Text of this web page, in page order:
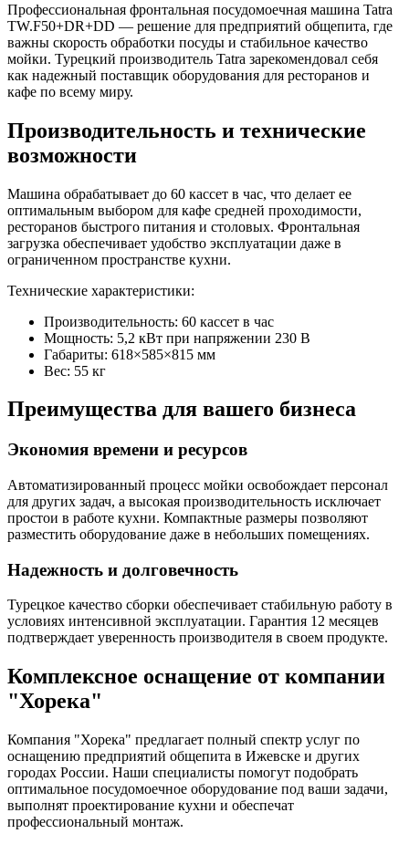
Профессиональная фронтальная посудомоечная машина Tatra
TW.F50+DR+DD — решение для предприятий общепита, где
важны скорость обработки посуды и стабильное качество
мойки. Турецкий производитель Tatra зарекомендовал себя
как надежный поставщик оборудования для ресторанов и
кафе по всему миру.
Производительность и технические
возможности
Машина обрабатывает до 60 кассет в час, что делает ее
оптимальным выбором для кафе средней проходимости,
ресторанов быстрого питания и столовых. Фронтальная
загрузка обеспечивает удобство эксплуатации даже в
ограниченном пространстве кухни.
Технические характеристики:
Производительность: 60 кассет в час
Мощность: 5,2 кВт при напряжении 230 В
Габариты: 618×585×815 мм
Вес: 55 кг
Преимущества для вашего бизнеса
Экономия времени и ресурсов
Автоматизированный процесс мойки освобождает персонал
для других задач, а высокая производительность исключает
простои в работе кухни. Компактные размеры позволяют
разместить оборудование даже в небольших помещениях.
Надежность и долговечность
Турецкое качество сборки обеспечивает стабильную работу в
условиях интенсивной эксплуатации. Гарантия 12 месяцев
подтверждает уверенность производителя в своем продукте.
Комплексное оснащение от компании
"Хорека"
Компания "Хорека" предлагает полный спектр услуг по
оснащению предприятий общепита в Ижевске и других
городах России. Наши специалисты помогут подобрать
оптимальное посудомоечное оборудование под ваши задачи,
выполнят проектирование кухни и обеспечат
профессиональный монтаж.